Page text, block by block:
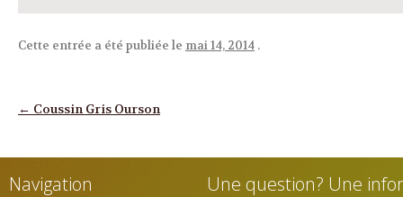
Cette entrée a été publiée le mai 14, 2014 .
Navigation des articles
← Coussin Gris Ourson
Navigation Une question? Une